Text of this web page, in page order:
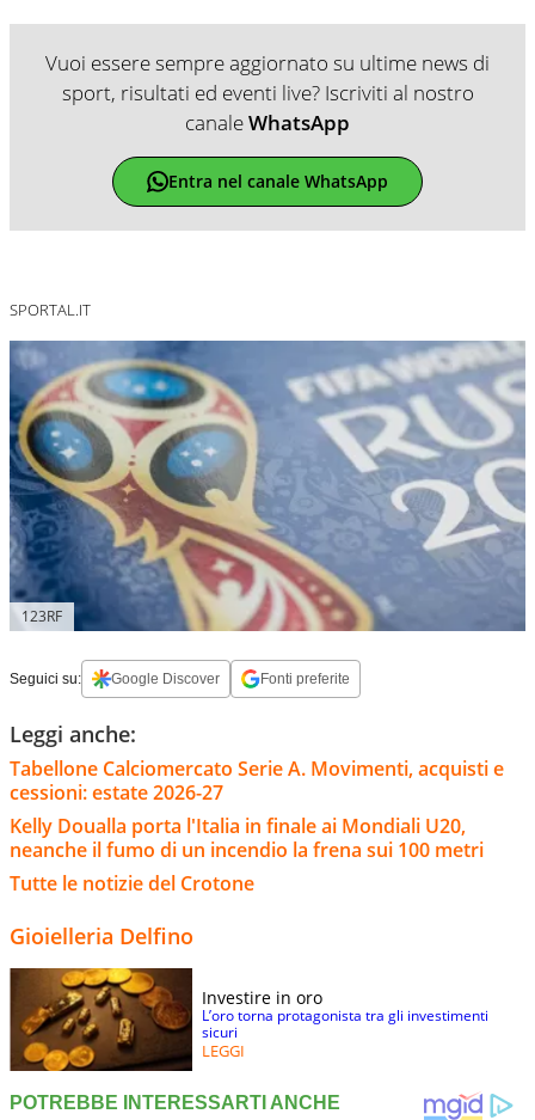
Vuoi essere sempre aggiornato su ultime news di
sport, risultati ed eventi live? Iscriviti al nostro
canaleWhatsApp
Entra nel canale WhatsApp
SPORTAL.IT
123RF
Seguici su: Google Discover Fonti preferite
Leggi anche:
Tabellone Calciomercato Serie A. Movimenti, acquisti e
cessioni: estate 2026-27
Kelly Doualla porta l'Italia in finale ai Mondiali U20,
neanche il fumo di un incendio la frena sui 100 metri
Tutte le notizie del Crotone
Gioielleria Delfino
Investire in oro
L’oro torna protagonista tra gli investimenti
sicuri
LEGGI